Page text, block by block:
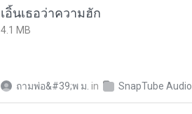
เอิ้นเธอว่าความฮัก
4.1 MB
ถามพ่อ&#39;พ ม. in SnapTube Audio